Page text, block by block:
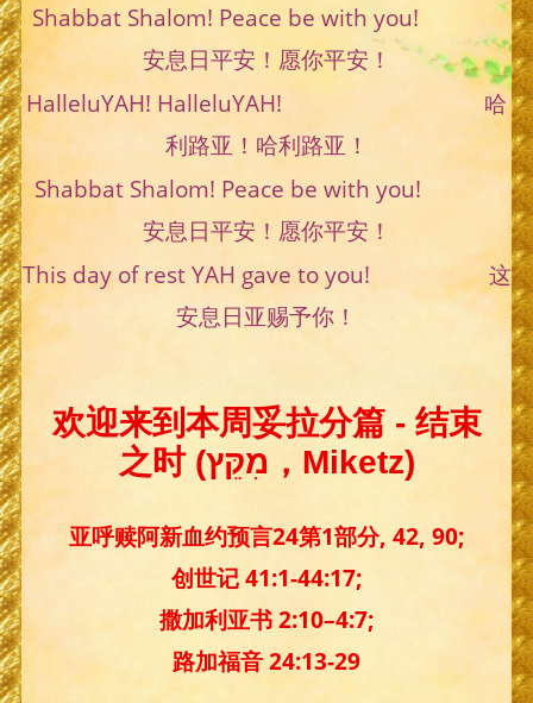
Shabbat Shalom! Peace be with you!
安息日平安！愿你平安！
HalleluYAH! HalleluYAH! 哈
利路亚！哈利路亚！
Shabbat Shalom! Peace be with you!
安息日平安！愿你平安！
This day of rest YAH gave to you! 这
安息日亚赐予你！
欢迎来到本周妥拉分篇 - 结束
之时 (מִקֵּץ，Miketz)
亚呼赎阿新血约预言24第1部分, 42, 90;
创世记 41:1-44:17;
撒加利亚书 2:10–4:7;
路加福音 24:13-29